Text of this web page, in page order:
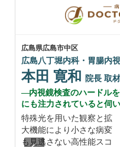
広島県広島市中区
広島八丁堀内科・胃腸内
本田 寛和 院長 取
内視鏡検査のハードル
にも注力されていると伺い
特殊光を用いた観察と拡
大機能により小さな病変
も見逃さない高性能スコ